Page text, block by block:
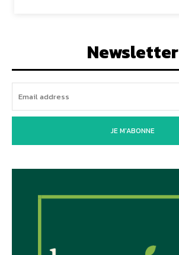
Newsletter
JE M'ABONNE